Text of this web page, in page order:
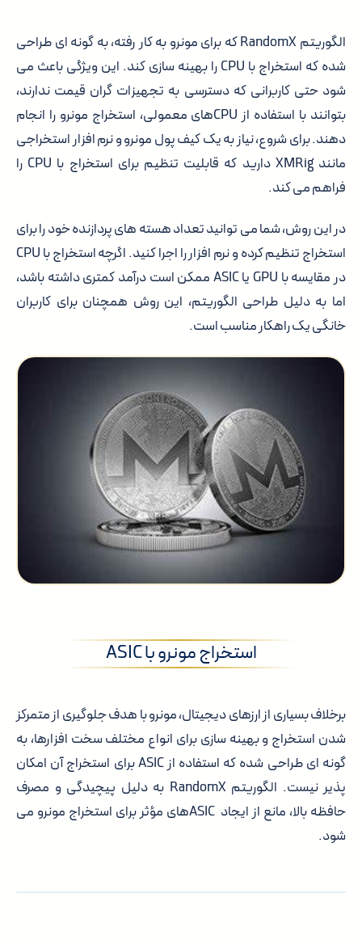
الگوریتم RandomX که برای مونرو به کار رفته، به گونه ای طراحی
شده که استخراج با CPU را بهینه سازی کند. این ویژگی باعث می
شود حتی کاربرانی که دسترسی به تجهیزات گران قیمت ندارند،
بتوانند با استفاده از CPUهای معمولی، استخراج مونرو را انجام
دهند. برای شروع، نیاز به یک کیف پول مونرو و نرم افزار استخراجی
مانند XMRig دارید که قابلیت تنظیم برای استخراج با CPU را
فراهم می کند.
در این روش، شما می توانید تعداد هسته های پردازنده خود را برای
استخراج تنظیم کرده و نرم افزار را اجرا کنید. اگرچه استخراج با CPU
در مقایسه با GPU یا ASIC ممکن است درآمد کمتری داشته باشد،
اما به دلیل طراحی الگوریتم، این روش همچنان برای کاربران
خانگی یک راهکار مناسب است.
استخراج مونرو با ASIC
برخلاف بسیاری از ارزهای دیجیتال، مونرو با هدف جلوگیری از متمرکز
شدن استخراج و بهینه سازی برای انواع مختلف سخت افزارها، به
گونه ای طراحی شده که استفاده از ASIC برای استخراج آن امکان
پذیر نیست. الگوریتم RandomX به دلیل پیچیدگی و مصرف
حافظه بالا، مانع از ایجاد ASICهای مؤثر برای استخراج مونرو می
شود.